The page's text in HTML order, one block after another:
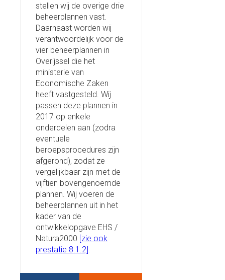
stellen wij de overige drie
beheerplannen vast.
Daarnaast worden wij
verantwoordelijk voor de
vier beheerplannen in
Overijssel die het
ministerie van
Economische Zaken
heeft vastgesteld. Wij
passen deze plannen in
2017 op enkele
onderdelen aan (zodra
eventuele
beroepsprocedures zijn
afgerond), zodat ze
vergelijkbaar zijn met de
vijftien bovengenoemde
plannen. Wij voeren de
beheerplannen uit in het
kader van de
ontwikkelopgave EHS /
Natura2000 [zie ook
prestatie 8.1.2]